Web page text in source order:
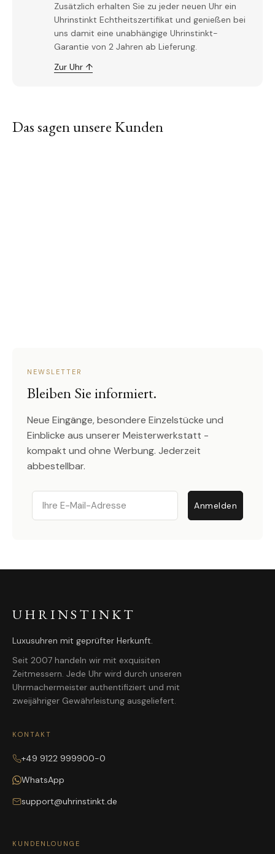
Zusätzlich erhalten Sie zu jeder neuen Uhr ein
Uhrinstinkt Echtheitszertifikat und genießen bei
uns damit eine unabhängige Uhrinstinkt-
Garantie von 2 Jahren ab Lieferung.
Zur Uhr ↑
Das sagen unsere Kunden
NEWSLETTER
Bleiben Sie informiert.
Neue Eingänge, besondere Einzelstücke und
Einblicke aus unserer Meisterwerkstatt -
kompakt und ohne Werbung. Jederzeit
abbestellbar.
Email
Anmelden
UHRINSTINKT
Luxusuhren mit geprüfter Herkunft.
Seit 2007 handeln wir mit exquisiten
Zeitmessern. Jede Uhr wird durch unseren
Uhrmachermeister authentifiziert und mit
zweijähriger Gewährleistung ausgeliefert.
KONTAKT
+49 9122 999900-0
WhatsApp
support@uhrinstinkt.de
KUNDENLOUNGE